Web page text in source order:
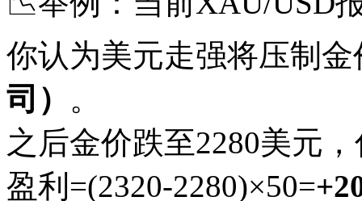
你认为美元走强将压制
司） 。
之后金价跌至2280美元
盈利=(2320-2280)×50=